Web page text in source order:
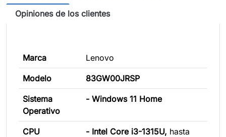
Opiniones de los clientes
Marca Lenovo
Modelo 83GW00JRSP
Sistema
Operativo
- Windows 11 Home
CPU - Intel Core i3-1315U, hasta